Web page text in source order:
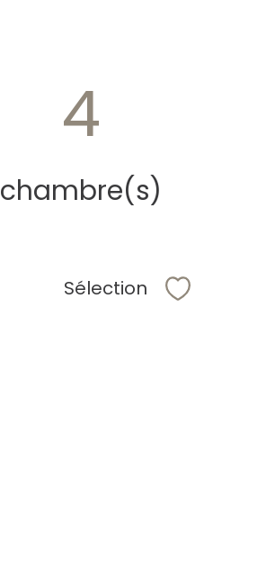
4
chambre(s)
Sélection